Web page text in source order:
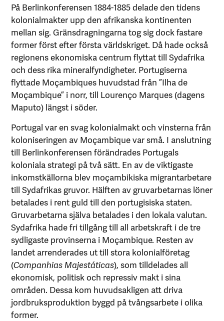
På Berlinkonferensen 1884-1885 delade den tidens
kolonialmakter upp den afrikanska kontinenten
mellan sig. Gränsdragningarna tog sig dock fastare
former först efter första världskriget. Då hade också
regionens ekonomiska centrum flyttat till Sydafrika
och dess rika mineralfyndigheter. Portugiserna
flyttade Moçambiques huvudstad från ”Ilha de
Moçambique” i norr, till Lourenço Marques (dagens
Maputo) längst i söder.
Portugal var en svag kolonialmakt och vinsterna från
koloniseringen av Moçambique var små. I anslutning
till Berlinkonferensen förändrades Portugals
koloniala strategi på två sätt. En av de viktigaste
inkomstkällorna blev moçambikiska migrantarbetare
till Sydafrikas gruvor. Hälften av gruvarbetarnas löner
betalades i rent guld till den portugisiska staten.
Gruvarbetarna själva betalades i den lokala valutan.
Sydafrika hade fri tillgång till all arbetskraft i de tre
sydligaste provinserna i Moçambique. Resten av
landet arrenderades ut till stora kolonialföretag
(Companhias Majestáticas), som tilldelades all
ekonomisk, politisk och repressiv makt i sina
områden. Dessa kom huvudsakligen att driva
jordbruksproduktion byggd på tvångsarbete i olika
former.